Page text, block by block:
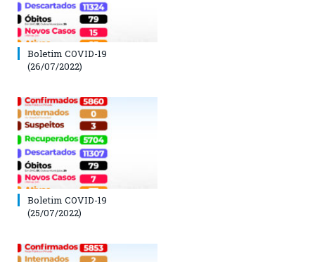
Boletim COVID-19
(26/07/2022)
Boletim COVID-19
(25/07/2022)